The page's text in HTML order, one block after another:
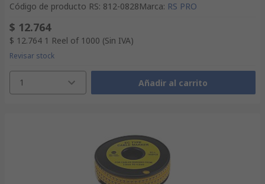
Código de producto RS: 812-0828Marca: RS PRO
$ 12.764
$ 12.764 1 Reel of 1000 (Sin IVA)
Revisar stock
1 Añadir al carrito